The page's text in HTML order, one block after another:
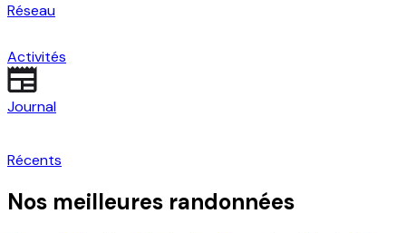
Réseau
Activités
Journal
Récents
Nos meilleures randonnées